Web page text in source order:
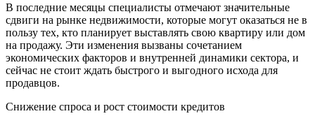
В последние месяцы специалисты отмечают значительные
сдвиги на рынке недвижимости, которые могут оказаться не в
пользу тех, кто планирует выставлять свою квартиру или дом
на продажу. Эти изменения вызваны сочетанием
экономических факторов и внутренней динамики сектора, и
сейчас не стоит ждать быстрого и выгодного исхода для
продавцов.
Снижение спроса и рост стоимости кредитов